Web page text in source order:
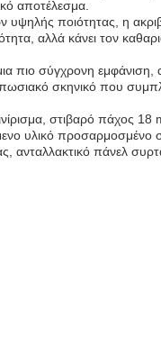
αποτέλεσμα.
υψηλής ποιότητας, η
αλλά κάνει τον
πιο σύγχρονη
σκηνικό που
στιβαρό πάχος 18
υλικό προσαρμοσμένο
ανταλλακτικό πάνελ